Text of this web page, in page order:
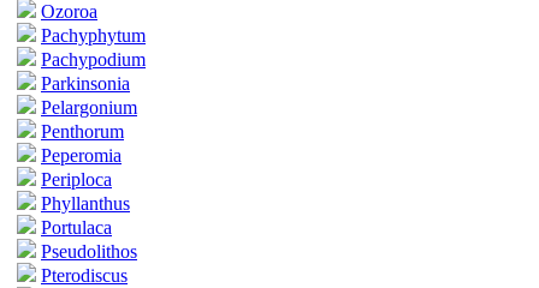
Ozoroa
Pachyphytum
Pachypodium
Parkinsonia
Pelargonium
Penthorum
Peperomia
Periploca
Phyllanthus
Portulaca
Pseudolithos
Pterodiscus